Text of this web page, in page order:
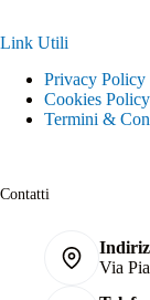
Link Utili
Privacy Policy
Cookies Policy
Termini &
Contatti
Via